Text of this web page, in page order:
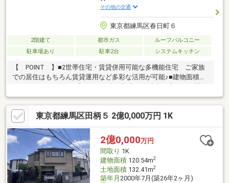
その他の交通
東京都練馬区春日町６
2階建て 都市ガス
ルーフバルコニー
駐車場あり
駐車2台 システムキッチン
【 POINT 】■2世帯住宅・賃貸併用可能な多機能住宅 ご家族
での居住はもちろん賃貸運用など多彩な活用が可能♪■建物面積
154.6㎡のボリューム感のある一邸 都内では希少な広さで、開放
感のある暮らしを実現！■駐車スペース2台分確保 複数台所有や
来客時にも対応できる安心のカースペース■ロフト＋ルーフバル
コニー付き 収納や趣味空間として活用できるロフトと開放的な
屋外空間【 AREA 】■都営大江戸線利用で都心へ快適アクセ
ス 新宿・六本木方面へダイレクトに移動でき、通勤・通学にも
便利な立地♪ 公園や緑地が点在し散歩や子どもの遊び場にも適し
た自然を感じられる住環境♪
東京都練馬区田柄５ 2億0,000万円 1K
2億0,000万円
間取り 1K
建物面積120.54m2
土地面積132.41m2
築年月 2000年7月(築26年2ヶ月)